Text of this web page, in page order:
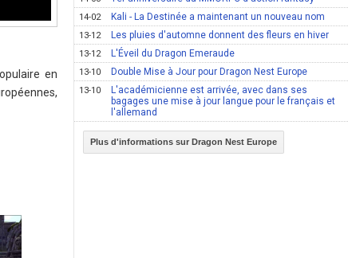
en
14-02 Kali - La Destinée a maintenant un nouveau nom
13-12 Les pluies d'automne donnent des fleurs en hiver
13-12 L'Éveil du Dragon Emeraude
13-10 Double Mise à Jour pour Dragon Nest Europe
13-10
L'académicienne est arrivée, avec dans ses
bagages une mise à jour langue pour le français et
l'allemand
Plus d'informations sur Dragon Nest Europe